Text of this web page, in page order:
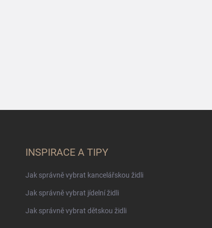
INSPIRACE A TIPY
Jak správně vybrat kancelářskou židli
Jak správně vybrat jídelní židli
Jak správně vybrat dětskou židli